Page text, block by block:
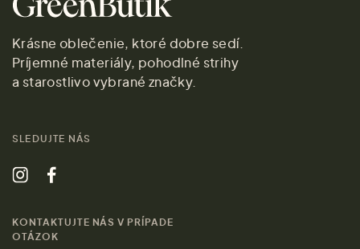
Krásne oblečenie, ktoré dobre sedí.
Príjemné materiály, pohodlné strihy
a starostlivo vybrané značky.
SLEDUJTE NÁS
KONTAKTUJTE NÁS V PRÍPADE
OTÁZOK